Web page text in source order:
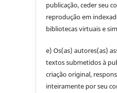
publicação, ceder seu
reprodução em
bibliotecas virtuais e
e) Os(as) autores(as)
textos submetidos à
criação original,
inteiramente por seu